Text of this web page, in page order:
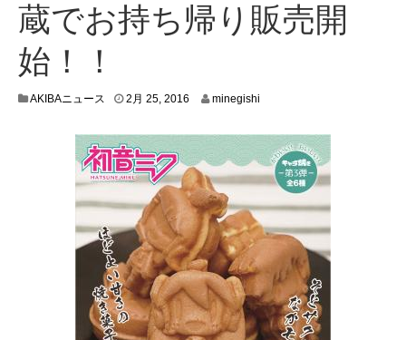
蔵でお持ち帰り販売開
始！！
AKIBAニュース 2月 25, 2016
2
0
1
minegishi